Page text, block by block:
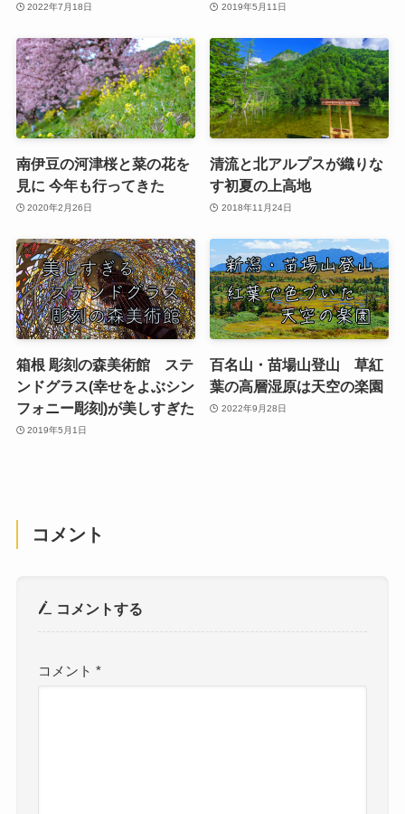
2022年7月18日 2019年5月11日
南伊豆の河津桜と菜の花を
見に 今年も行ってきた
2020年2月26日
清流と北アルプスが織りな
す初夏の上高地
2018年11月24日
箱根 彫刻の森美術館 ステ
ンドグラス(幸せをよぶシン
フォニー彫刻)が美しすぎた
2019年5月1日
百名山・苗場山登山 草紅
葉の高層湿原は天空の楽園
2022年9月28日
コメント
コメントする
コメント*